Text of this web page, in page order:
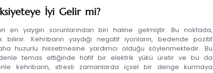
İyi Gelir mi?
en yaygın sorunlarından biri haline gelmiştir. Bu noktada,
Kehribarın yaydığı negatif iyonların, bedende pozitif
huzurlu hissetmesine yardımcı olduğu söylenmektedir. Bu
temas ettiğinde hafif bir elektrik yükü üretir ve bu da
kehribarın, stresli zamanlarda içsel bir denge kurmaya